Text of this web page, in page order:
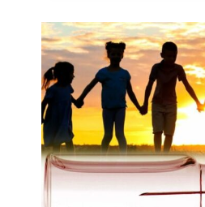
SICHER U
ND W
IRKSAM“
ND E
NTLARVT
LÜGEN“ D
ER P
BER C
OVID-S
PRITZEN